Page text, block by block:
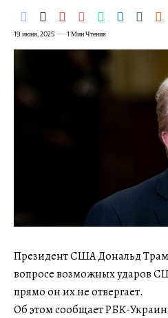
19 июня, 2025 1 Мин Чтения
Президент США Дональд
вопросе возможных ударов
прямо он их не отвергает.
Об этом сообщает РБК-